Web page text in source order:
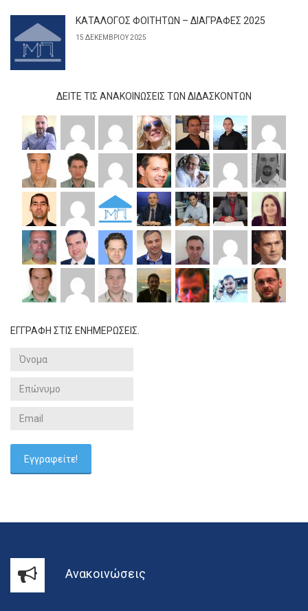
ΚΑΤΑΛΟΓΟΣ ΦΟΙΤΗΤΩΝ – ΔΙΑΓΡΑΦΕΣ 2025
15 ΔΕΚΕΜΒΡΊΟΥ 2025
ΔΕΊΤΕ ΤΙΣ ΑΝΑΚΟΙΝΏΣΕΙΣ ΤΩΝ ΔΙΔΆΣΚΟΝΤΩΝ
ΕΓΓΡΑΦΗ ΣΤΙΣ ΕΝΗΜΕΡΩΣΕΙΣ.
Ανακοινώσεις